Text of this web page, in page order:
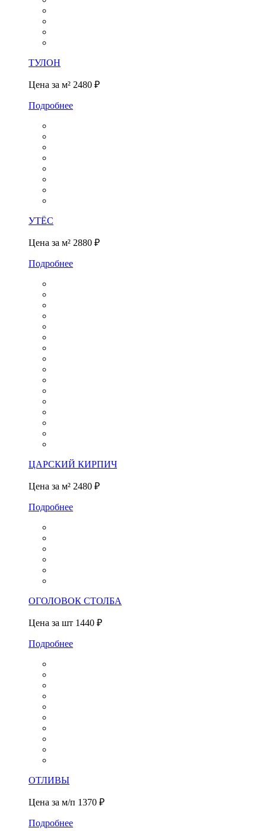
ТУЛОН
Цена за м² 2480 ₽
Подробнее
УТЁС
Цена за м² 2880 ₽
Подробнее
ЦАРСКИЙ КИРПИЧ
Цена за м² 2480 ₽
Подробнее
ОГОЛОВОК СТОЛБА
Цена за шт 1440 ₽
Подробнее
ОТЛИВЫ
Цена за м/п 1370 ₽
Подробнее